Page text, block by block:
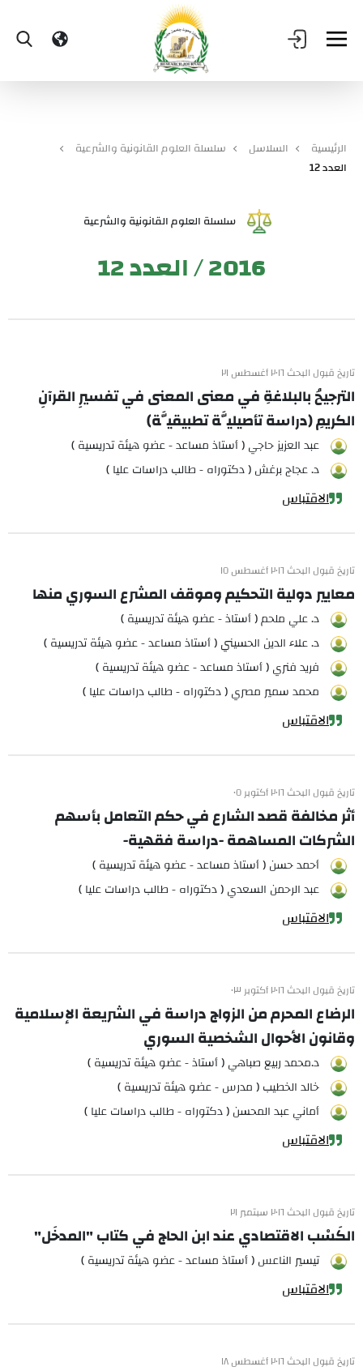
الرئيسية السلاسل
سلسلة العلوم القانونية والشرعية
العدد 12
سلسلة العلوم القانونية والشرعية
2016 / العدد 12
تاريخ قبول البحث ٢٠١٦ أغسطس ٢١
الترجيحُ بالبلاغةِ في معنى المعنى في تفسيرِ القرآنِ
الكريمِ (دراسة تأصيليَّة تطبيقيَّة)
عبد العزيز حاجي ( أستاذ مساعد - عضو هيئة تدريسية )
د. عجاج برغش ( دكتوراه - طالب دراسات عليا )
الاقتباس
تاريخ قبول البحث ٢٠١٦ أغسطس ١٥
معايير دولية التحكيم وموقف المشرع السوري منها
د. علي ملحم ( أستاذ - عضو هيئة تدريسية )
د. علاء الدين الحسيني ( أستاذ مساعد - عضو هيئة تدريسية )
فريد فنري ( أستاذ مساعد - عضو هيئة تدريسية )
محمد سمير مصري ( دكتوراه - طالب دراسات عليا )
الاقتباس
تاريخ قبول البحث ٢٠١٦ أكتوبر ٠٥
أثر مخالفة قصد الشارع في حكم التعامل بأسهم
الشركات المساهمة -دراسة فقهية-
أحمد حسن ( أستاذ مساعد - عضو هيئة تدريسية )
عبد الرحمن السعدي ( دكتوراه - طالب دراسات عليا )
الاقتباس
تاريخ قبول البحث ٢٠١٦ أكتوبر ٠٣
الرضاع المحرم من الزواج دراسة في الشريعة الإسلامية
وقانون الأحوال الشخصية السوري
د.محمد ربيع صباهي ( أستاذ - عضو هيئة تدريسية )
خالد الخطيب ( مدرس - عضو هيئة تدريسية )
أماني عبد المحسن ( دكتوراه - طالب دراسات عليا )
الاقتباس
تاريخ قبول البحث ٢٠١٦ سبتمبر ٢١
الكَسْب الاقتصادي عند ابن الحاج في كتاب "المدخَل"
تيسير الناعس ( أستاذ مساعد - عضو هيئة تدريسية )
الاقتباس
تاريخ قبول البحث ٢٠١٦ أغسطس ١٨